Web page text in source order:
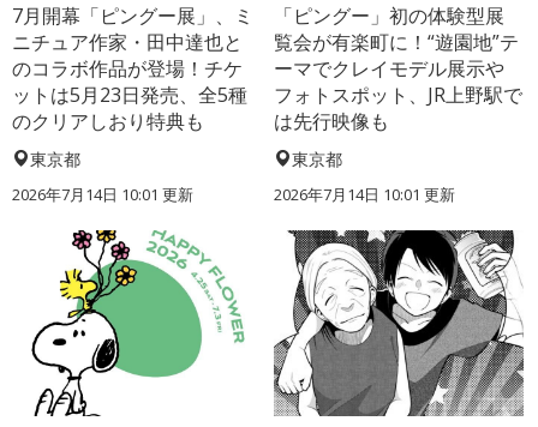
7月開幕「ピングー展」、ミ
ニチュア作家・田中達也と
のコラボ作品が登場！チケ
ットは5月23日発売、全5種
のクリアしおり特典も
東京都
2026年7月14日 10:01 更新
「ピングー」初の体験型展
覧会が有楽町に！“遊園地”テ
ーマでクレイモデル展示や
フォトスポット、JR上野駅で
は先行映像も
東京都
2026年7月14日 10:01 更新